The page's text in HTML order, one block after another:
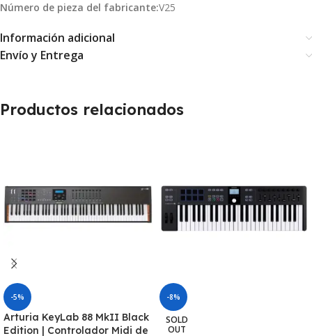
Número de pieza del fabricante:V25
Información adicional
Envío y Entrega
Productos relacionados
-5%
Arturia KeyLab 88 MkII Black
Edition | Controlador Midi de
-8%
SOLD
OUT